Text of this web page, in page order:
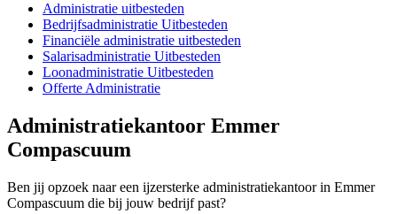
Administratie uitbesteden
Bedrijfsadministratie Uitbesteden
Financiële administratie uitbesteden
Salarisadministratie Uitbesteden
Loonadministratie Uitbesteden
Offerte Administratie
Administratiekantoor Emmer
Compascuum
Ben jij opzoek naar een ijzersterke administratiekantoor in Emmer
Compascuum die bij jouw bedrijf past?